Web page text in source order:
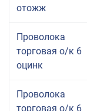
отожж
Проволока
торговая о/к 6
оцинк
Проволока
торговая о/к 6